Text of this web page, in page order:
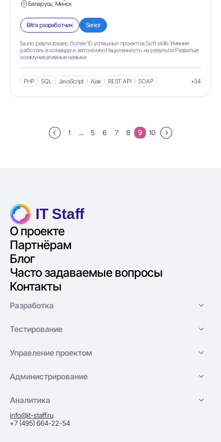
aioredis
AIOTests
Airflow
airtable
Akka
Alamofire
ALB
albumentations
Alertmanager
AllenNLP
Alloy
Allure
Allure Report
Allure Reports
Allure TestOps
Беларусь, Минск
Bitrix разработчик Senior
Было реализовано более 10 успешных проектов.Soft skills:Умения
работать в команде и автономноНацеленность на результатРазвитые
коммуникативные навыки
PHP SQL JavaScript Ajax REST API SOAP +34
1 ... 5 6 7 8 9 10
IT Staff
О проекте
Партнёрам
Блог
Часто задаваемые вопросы
Контакты
Разработка
Тестирование
Управление проектом
Администрирование
Аналитика
info@it-staff.ru
+7 (495) 664-22-54